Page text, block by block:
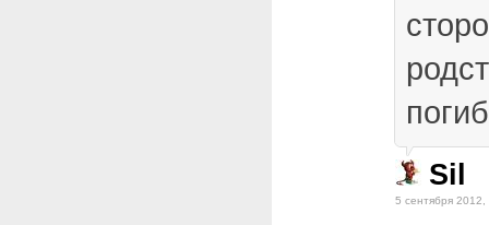
Sil
5 сентября 2012,